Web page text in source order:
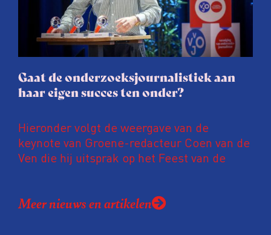
gaat de hele publicatie zelfs niet door.
Gaat de onderzoeksjournalistiek aan
haar eigen succes ten onder?
Hieronder volgt de weergave van de
keynote van Groene-redacteur Coen van de
Ven die hij uitsprak op het Feest van de
Coen uit zijn zorgen over de relatie tussen
de macht, de pers en het publiek aan de
Meer nieuws en artikelen